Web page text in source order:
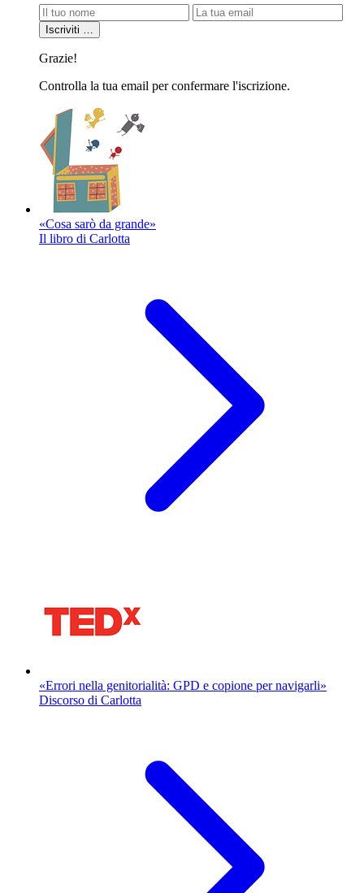
Iscriviti
Grazie!
Controlla la tua email per confermare l'iscrizione.
«Cosa sarò da grande»
Il libro di Carlotta
«Errori nella genitorialità: GPD e copione per navigarli»
Discorso di Carlotta